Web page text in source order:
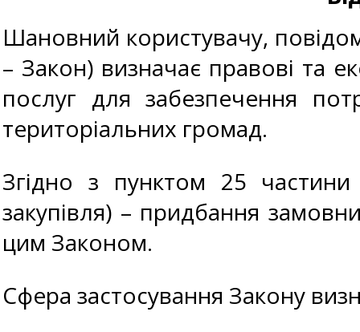
Шановний користувачу,
– Закон) визначає правові та
послуг для забезпечення
територіальних громад.
Згідно з пунктом 25 частини
закупівля) – придбання
цим Законом.
Сфера застосування Закону